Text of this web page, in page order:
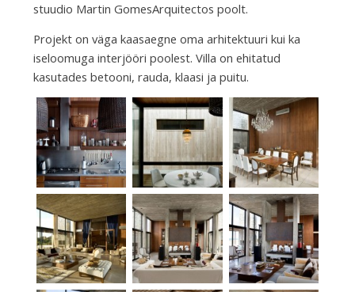
stuudio Martin GomesArquitectos poolt.
Projekt on väga kaasaegne oma arhitektuuri kui ka
iseloomuga interjööri poolest. Villa on ehitatud
kasutades betooni, rauda, klaasi ja puitu.